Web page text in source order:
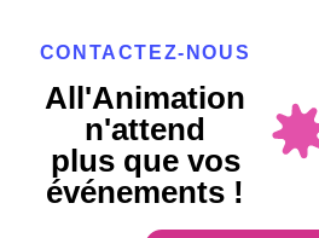
CONTACTEZ-NOUS
All'Animation
n'attend
plus que vos
événements !